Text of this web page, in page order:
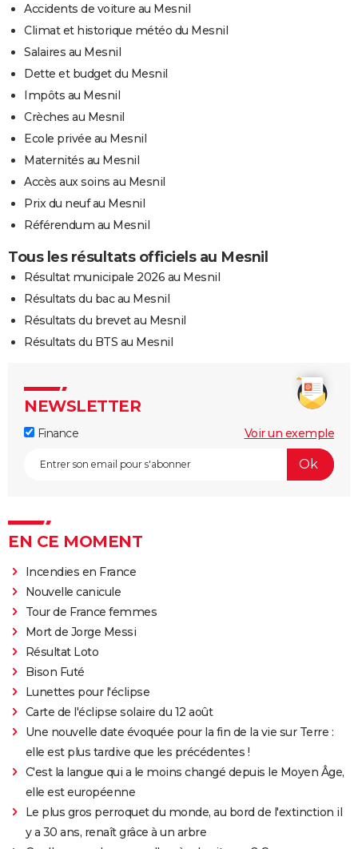
Accidents de voiture au Mesnil
Climat et historique météo du Mesnil
Salaires au Mesnil
Dette et budget du Mesnil
Impôts au Mesnil
Crèches au Mesnil
Ecole privée au Mesnil
Maternités au Mesnil
Accès aux soins au Mesnil
Prix du neuf au Mesnil
Référendum au Mesnil
Tous les résultats officiels au Mesnil
Résultat municipale 2026 au Mesnil
Résultats du bac au Mesnil
Résultats du brevet au Mesnil
Résultats du BTS au Mesnil
NEWSLETTER
Finance Voir un exemple
EN CE MOMENT
Incendies en France
Nouvelle canicule
Tour de France femmes
Mort de Jorge Messi
Résultat Loto
Bison Futé
Lunettes pour l'éclipse
Carte de l'éclipse solaire du 12 août
Une nouvelle date évoquée pour la fin de la vie sur Terre :
elle est plus tardive que les précédentes !
C'est la langue qui a le moins changé depuis le Moyen Âge,
elle est européenne
Le plus gros perroquet du monde, au bord de l'extinction il
y a 30 ans, renaît grâce à un arbre